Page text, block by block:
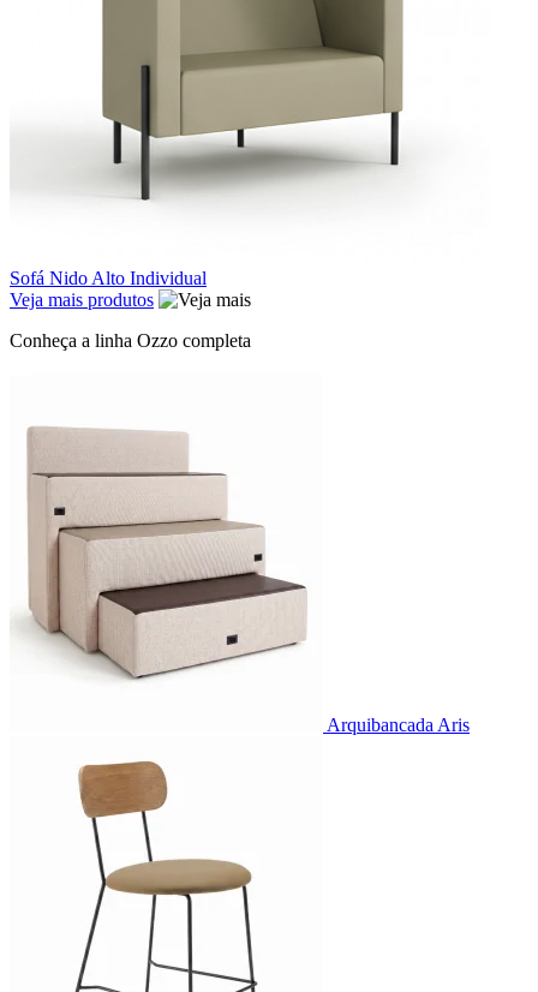
Sofá Nido Alto Individual
Veja mais produtos
Conheça a linha Ozzo completa
Arquibancada Aris